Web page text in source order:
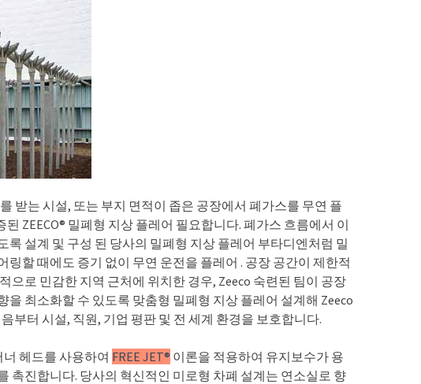
받는 시설, 또는 부지 면적이 좁은 공장에서 폐가스를 무연 플
ZEECO® 밀폐형 지상 플레어 필요합니다. 폐가스 흐름에서 이
록 설계 및 구성 된 당사의 밀폐형 지상 플레어 부타디엔처럼 밀
링할 때에도 증기 없이 무연 운전을 플레어 . 공장 공간이 제한적
으로 민감한 지역 근처에 위치한 경우, Zeeco 숙련된 팀이 공장
을 최소화할 수 있도록 맞춤형 밀폐형 지상 플레어 설계해 Zeeco
부터 시설, 직원, 기업 평판 및 전 세계 환경을 보호합니다.
헤드를 사용하여 FREE JET® 이론을 적용하여 유지보수가 용
촉진합니다. 당사의 혁신적인 미로형 차폐 설계는 연소실로 향